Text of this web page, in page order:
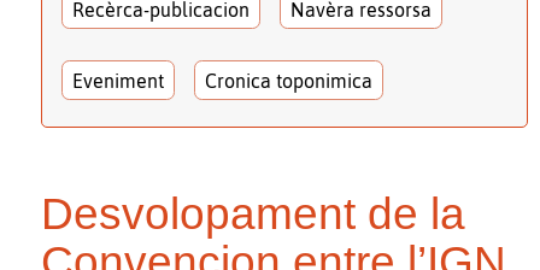
Recèrca-publicacion Navèra ressorsa
Eveniment Cronica toponimica
Desvolopament de la